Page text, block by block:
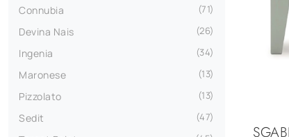
Connubia 71
Devina Nais 26
Ingenia 34
Maronese 13
Pizzolato 13
Sedit 47